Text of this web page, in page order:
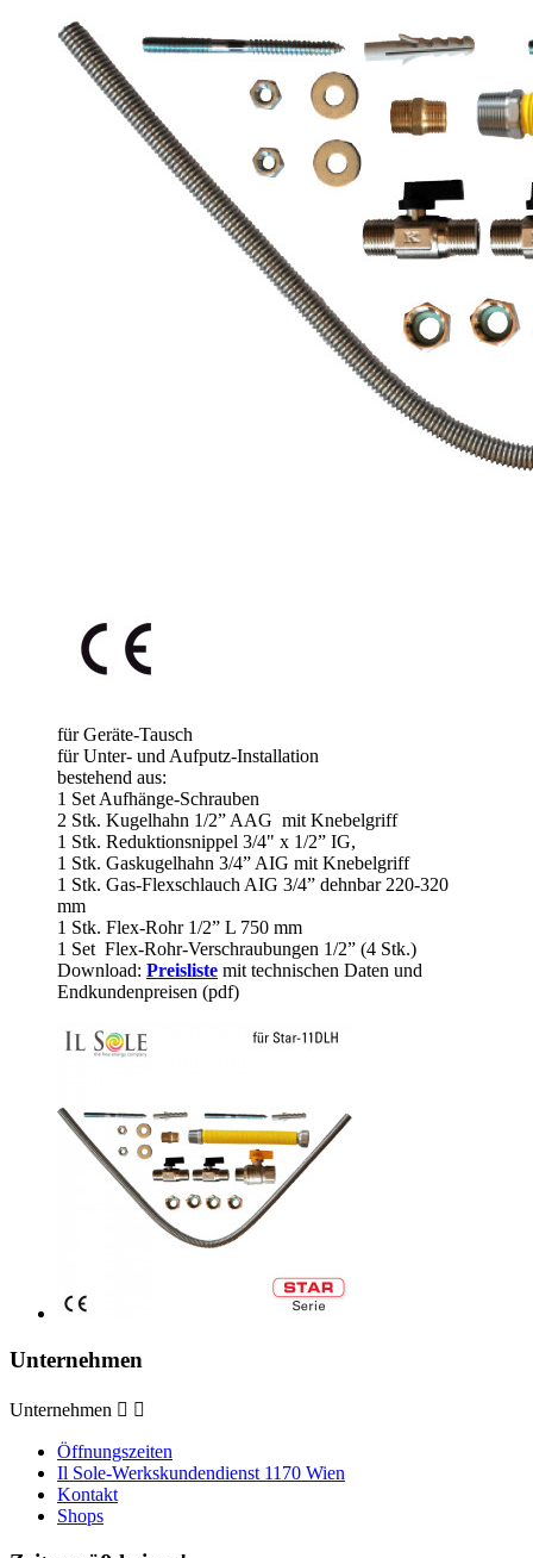
für Geräte-Tausch
für Unter- und Aufputz-Installation
bestehend aus:
1 Set Aufhänge-Schrauben
2 Stk. Kugelhahn 1/2” AAG mit Knebelgriff
1 Stk. Reduktionsnippel 3/4" x 1/2” IG,
1 Stk. Gaskugelhahn 3/4” AIG mit Knebelgriff
1 Stk. Gas-Flexschlauch AIG 3/4” dehnbar 220-320
mm
1 Stk. Flex-Rohr 1/2” L 750 mm
1 Set Flex-Rohr-Verschraubungen 1/2” (4 Stk.)
Download: Preisliste mit technischen Daten und
Endkundenpreisen (pdf)
Unternehmen
Unternehmen  
Öffnungszeiten
Il Sole-Werkskundendienst 1170 Wien
Kontakt
Shops